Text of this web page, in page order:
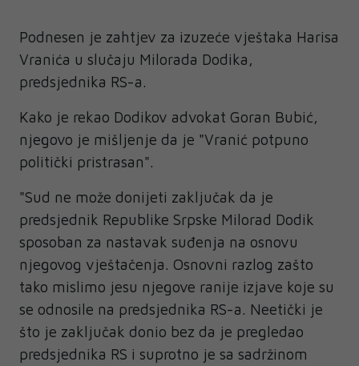
Podnesen je zahtjev za izuzeće vještaka Harisa
Vranića u slučaju Milorada Dodika,
predsjednika RS-a.
Kako je rekao Dodikov advokat Goran Bubić,
njegovo je mišljenje da je "Vranić potpuno
politički pristrasan".
"Sud ne može donijeti zaključak da je
predsjednik Republike Srpske Milorad Dodik
sposoban za nastavak suđenja na osnovu
njegovog vještačenja. Osnovni razlog zašto
tako mislimo jesu njegove ranije izjave koje su
se odnosile na predsjednika RS-a. Neetički je
što je zaključak donio bez da je pregledao
predsjednika RS i suprotno je sa sadržinom